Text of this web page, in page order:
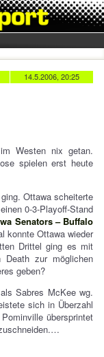
14.5.2006, 20:25
Westen nix getan.
spielen erst heute
Ottawa scheiterte
0-3-Playoff-Stand
Senators – Buffalo
konnte Ottawa wieder
Drittel ging es mit
zur möglichen
geben?
Sabres McKee wg.
sich in Überzahl
übersprintet